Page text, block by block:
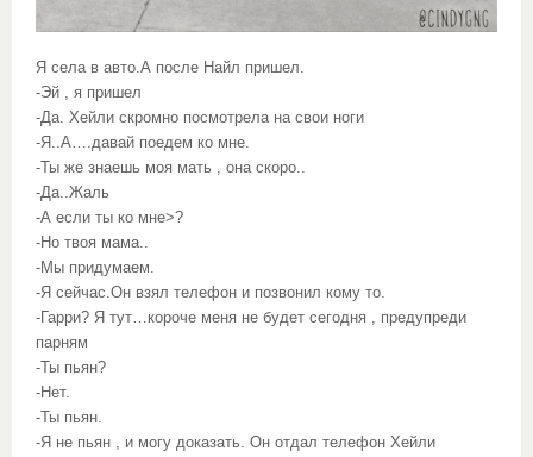
Я села в авто.А после Найл пришел.
-Эй , я пришел
-Да. Хейли скромно посмотрела на свои ноги
-Я..А….давай поедем ко мне.
-Ты же знаешь моя мать , она скоро..
-Да..Жаль
-А если ты ко мне>?
-Но твоя мама..
-Мы придумаем.
-Я сейчас.Он взял телефон и позвонил кому то.
-Гарри? Я тут…короче меня не будет сегодня , предупреди
парням
-Ты пьян?
-Нет.
-Ты пьян.
-Я не пьян , и могу доказать. Он отдал телефон Хейли